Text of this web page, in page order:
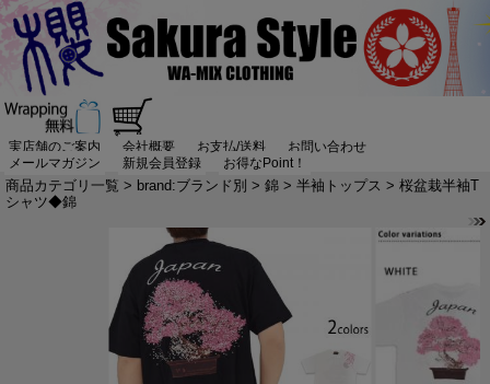
実店舗のご案内 会社概要 お支払/送料
お問い合わせ
メールマガジン
新規会員登録 お得なPoint！
商品カテゴリ一覧 > brand:ブランド別 > 錦 > 半袖トップス > 桜盆栽半袖T
シャツ◆錦